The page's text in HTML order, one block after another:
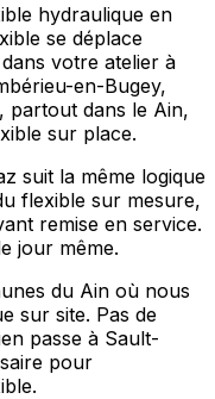
hydraulique en
se déplace
votre atelier à
en-Bugey,
partout dans le Ain,
sur place.
suit la même logique
flexible sur mesure,
remise en service.
jour même.
du Ain où nous
sur site. Pas de
passe à Sault-
pour